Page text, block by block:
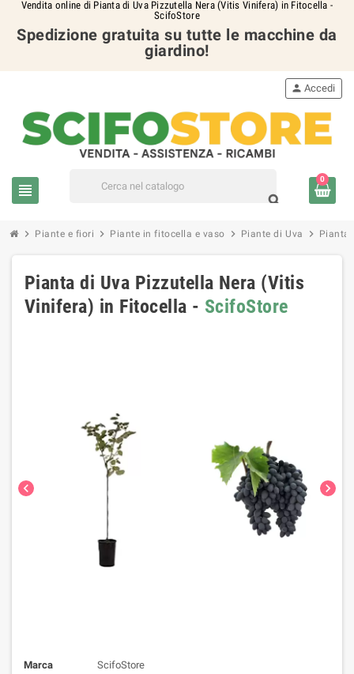
Vendita online di Pianta di Uva Pizzutella Nera (Vitis Vinifera) in Fitocella -
ScifoStore
Spedizione gratuita su tutte le macchine da
giardino!
view_headline
search
person Accedi
0
chevron_right Piante e fiori chevron_right Piante in fitocella e vaso chevron_right Piante di Uva chevron_right Pianta
Pianta di Uva Pizzutella Nera (Vitis
Vinifera) in Fitocella - ScifoStore
chevron_left chevron_right
Marca
ScifoStore